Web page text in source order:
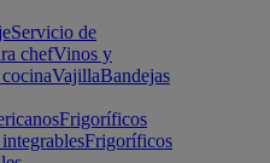
Servicio de
chefVinos y
VajillaBandejas
Frigoríficos
Frigoríficos